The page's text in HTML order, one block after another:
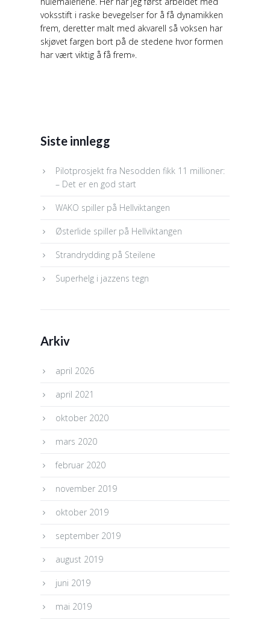
voksstift i raske bevegelser for å få dynamikken
frem, deretter malt med akvarell så voksen har
skjøvet fargen bort på de stedene hvor formen
har vært viktig å få frem».
Siste innlegg
Pilotprosjekt fra Nesodden fikk 11 millioner:
– Det er en god start
WAKO spiller på Hellviktangen
Østerlide spiller på Hellviktangen
Strandrydding på Steilene
Superhelg i jazzens tegn
Arkiv
april 2026
april 2021
oktober 2020
mars 2020
februar 2020
november 2019
oktober 2019
september 2019
august 2019
juni 2019
mai 2019